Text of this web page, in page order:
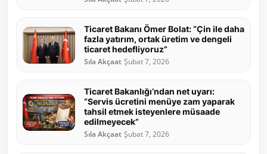
Ticaret Bakanı Ömer Bolat: “Çin ile daha
fazla yatırım, ortak üretim ve dengeli
ticaret hedefliyoruz”
Sıla Akçaat Şubat 7, 2026
Ticaret Bakanlığı’ndan net uyarı:
“Servis ücretini menüye zam yaparak
tahsil etmek isteyenlere müsaade
edilmeyecek”
Sıla Akçaat Şubat 7, 2026